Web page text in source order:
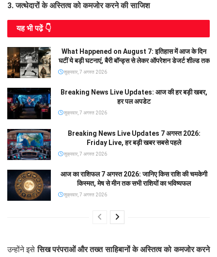
3. जत्थेदारों के अस्तित्व को कमजोर करने की साजिश
यह भी पढे़ं 👇
What Happened on August 7: इतिहास में आज के दिन
घटीं ये बड़ी घटनाएं, बैरी बॉन्ड्स से लेकर ऑपरेशन डेजर्ट शील्ड तक
शुक्रवार, 7 अगस्त 2026
Breaking News Live Updates: आज की हर बड़ी खबर,
हर पल अपडेट
शुक्रवार, 7 अगस्त 2026
Breaking News Live Updates 7 अगस्त 2026:
Friday Live, हर बड़ी खबर सबसे पहले
शुक्रवार, 7 अगस्त 2026
आज का राशिफल 7 अगस्त 2026: जानिए किस राशि की चमकेगी
किस्मत, मेष से मीन तक सभी राशियों का भविष्यफल
शुक्रवार, 7 अगस्त 2026
उन्होंने इसेसिख परंपराओं और तख्त साहिबानों के अस्तित्व को कमजोर करने